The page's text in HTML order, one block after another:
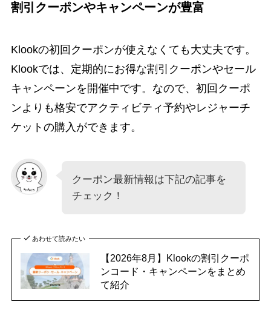
割引クーポンやキャンペーンが豊富
Klookの初回クーポンが使えなくても大丈夫です。
Klookでは、定期的にお得な割引クーポンやセール
キャンペーンを開催中です。なので、初回クーポ
ンよりも格安でアクティビティ予約やレジャーチ
ケットの購入ができます。
クーポン最新情報は下記の記事を
チェック！
あわせて読みたい
【2026年8月】Klookの割引クーポ
ンコード・キャンペーンをまとめ
て紹介